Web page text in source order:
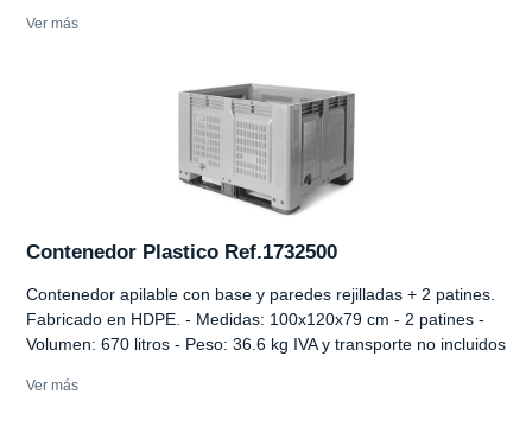
Ver más
Contenedor Plastico Ref.1732500
Contenedor apilable con base y paredes rejilladas + 2 patines.
Fabricado en HDPE. - Medidas: 100x120x79 cm - 2 patines -
Volumen: 670 litros - Peso: 36.6 kg IVA y transporte no incluidos
Ver más